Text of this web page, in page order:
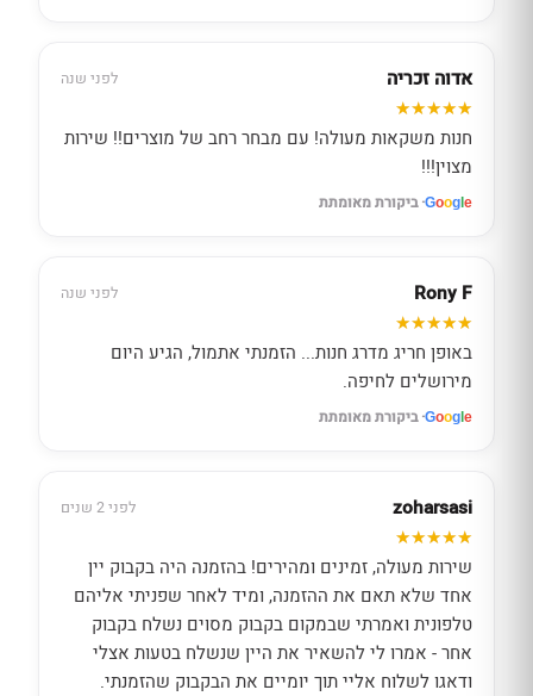
אדוה זכריה לפני שנה
חנות משקאות מעולה! עם מבחר רחב של מוצרים!! שירות
מצוין!!!
Google · ביקורת מאומתת
Rony F לפני שנה
באופן חריג מדרג חנות... הזמנתי אתמול, הגיע היום
מירושלים לחיפה.
Google · ביקורת מאומתת
zoharsasi לפני 2 שנים
שירות מעולה, זמינים ומהירים! בהזמנה היה בקבוק יין
אחד שלא תאם את ההזמנה, ומיד לאחר שפניתי אליהם
טלפונית ואמרתי שבמקום בקבוק מסוים נשלח בקבוק
אחר - אמרו לי להשאיר את היין שנשלח בטעות אצלי
ודאגו לשלוח אליי תוך יומיים את הבקבוק שהזמנתי.